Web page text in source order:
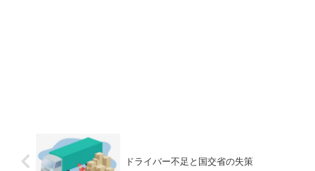
ドライバー不足と国交省の失策